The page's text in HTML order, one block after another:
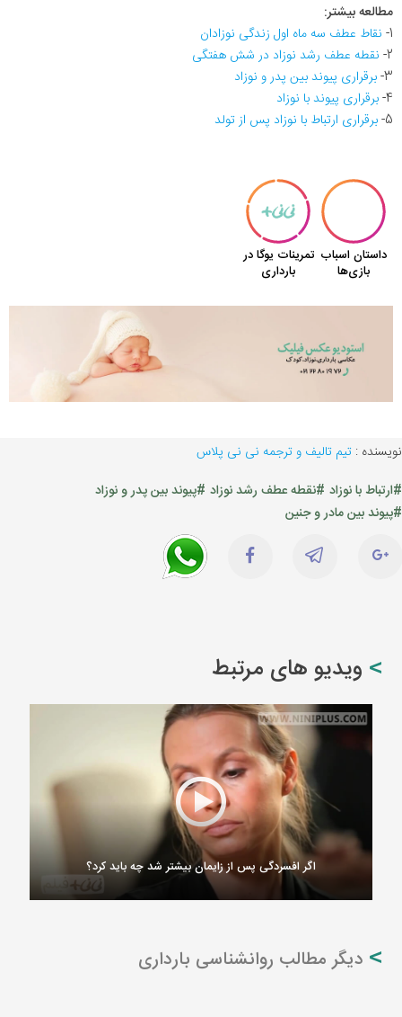
مطالعه بیشتر:
1- نقاط عطف سه ماه اول زندگی نوزادان
2- نقطه عطف رشد نوزاد در شش هفتگی
3- برقراری پیوند بین پدر و نوزاد
4- برقراری پیوند با نوزاد
5- برقراری ارتباط با نوزاد پس از تولد
نویسنده : تیم تالیف و ترجمه نی نی پلاس
#ارتباط با نوزاد #نقطه عطف رشد نوزاد #پیوند بین پدر و نوزاد
#پیوند بین مادر و جنین
ویدیو های مرتبط
اگر افسردگی پس از زایمان بیشتر شد چه باید کرد؟
دیگر مطالب روانشناسی بارداری